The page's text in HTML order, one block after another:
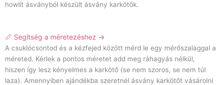
howlit ásványból készült ásvány karkötők.
📏 Segítség a méretezéshez →
A csuklócsontod és a kézfejed között mérd le egy mérőszalaggal a
méreted. Kérlek a pontos méretet add meg ráhagyás nélkül,
hiszen így lesz kényelmes a karkötő (se nem szoros, se nem túl
laza). Amennyiben ajándékba szeretnél ásvány karkötőt vásárolni